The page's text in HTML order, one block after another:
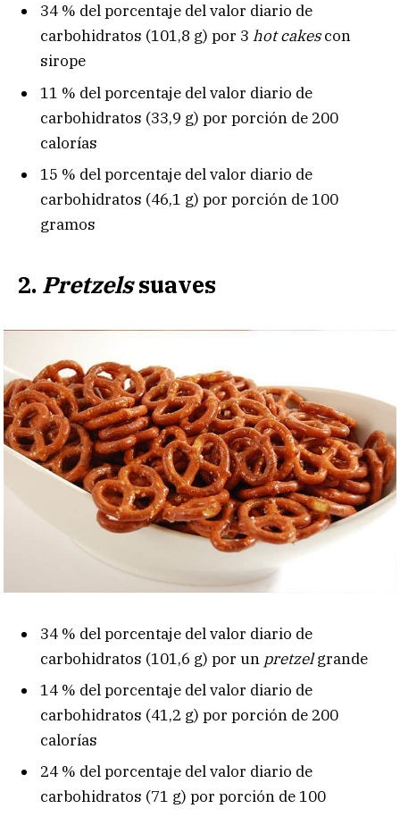
34 % del porcentaje del valor diario de
carbohidratos (101,8 g) por 3 hot cakescon
sirope
11 % del porcentaje del valor diario de
carbohidratos (33,9 g) por porción de 200
calorías
15 % del porcentaje del valor diario de
carbohidratos (46,1 g) por porción de 100
gramos
2. Pretzelssuaves
34 % del porcentaje del valor diario de
carbohidratos (101,6 g) por un pretzelgrande
14 % del porcentaje del valor diario de
carbohidratos (41,2 g) por porción de 200
calorías
24 % del porcentaje del valor diario de
carbohidratos (71 g) por porción de 100